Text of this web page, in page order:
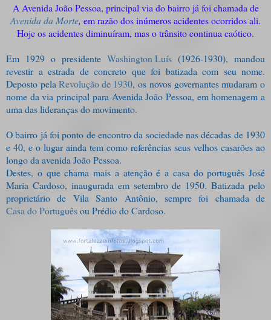
A Avenida João Pessoa, principal via do bairro já foi chamada de
Avenida da Morte, em razão dos inúmeros acidentes ocorridos ali.
Hoje os acidentes diminuíram, mas o trânsito continua caótico.
Em 1929 o presidente Washington Luís(1926-1930), mandou
revestir a estrada de concreto que foi batizada com seu nome.
Deposto pelaRevolução de 1930, os novos governantes mudaram o
nome da via principal para Avenida João Pessoa, em homenagem a
uma das lideranças do movimento.
O bairro já foi ponto de encontro da sociedade nas décadas de 1930
e 40, e o lugar ainda tem como referências seus velhos casarões ao
longo da avenida João Pessoa.
Destes, o que chama mais a atenção é a casa do português José
Maria Cardoso, inaugurada em setembro de 1950. Batizada pelo
proprietário de Vila Santo Antônio, sempre foi chamada de
Casa do Portuguêsou Prédio do Cardoso.